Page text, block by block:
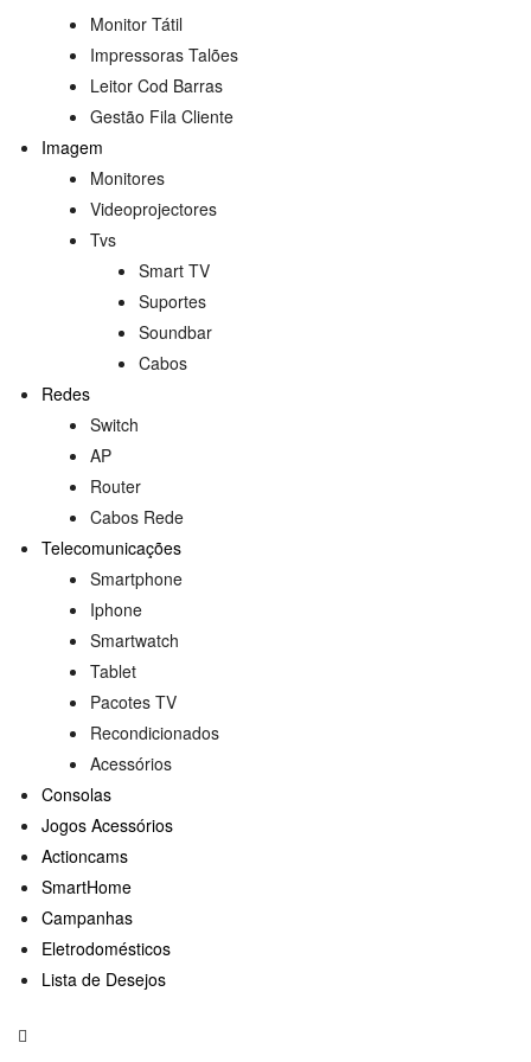
Monitor Tátil
Impressoras Talões
Leitor Cod Barras
Gestão Fila Cliente
Imagem
Monitores
Videoprojectores
Tvs
Smart TV
Suportes
Soundbar
Cabos
Redes
Switch
AP
Router
Cabos Rede
Telecomunicações
Smartphone
Iphone
Smartwatch
Tablet
Pacotes TV
Recondicionados
Acessórios
Consolas
Jogos Acessórios
Actioncams
SmartHome
Campanhas
Eletrodomésticos
Lista de Desejos